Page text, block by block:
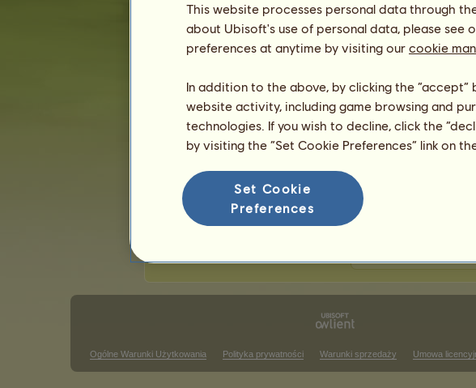
Ten ranking jest aktualizowany każdej nocy. Tylko konie z
osiągnięć są zapamiętywane.
Ostatnia aktualizacja: 7 sierpnia 2026.
Zawody jeździectwa klasycznego Zawody jeździectwa
Zwycięstwa w barrel racing
Zwycięstwa w zawodach trail class
Brak wyników do wyświetlenia w tym rankingu
Zwycięstwa w
Ogólne Warunki Użytkowania Polityka prywatności Warunki sprzedaży Umowa
This website processes personal data through
about Ubisoft's use of personal data, please see
preferences at anytime by visiting our cookie
In addition to the above, by clicking the
website activity, including game browsing and
technologies. If you wish to decline, click the
by visiting the “Set Cookie Preferences” link on
Set Cookie
Preferences